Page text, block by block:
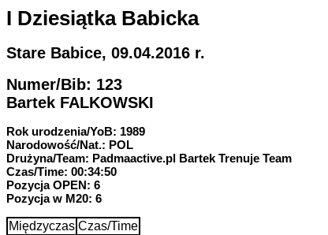
I Dziesiątka Babicka
Stare Babice, 09.04.2016 r.
Numer/Bib: 123
Bartek FALKOWSKI
Rok urodzenia/YoB: 1989
Narodowość/Nat.: POL
Drużyna/Team: Padmaactive.pl Bartek Trenuje Team
Czas/Time: 00:34:50
Pozycja OPEN: 6
Pozycja w M20: 6
Międzyczas Czas/Time